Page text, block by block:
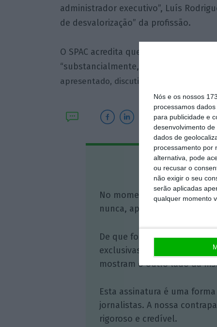
Nós e os nossos
processamos
para publicidade e
desenvolvimento de
dados de
processamento por
alternativa, pode
ou recusar o
não exigir o seu
serão aplicadas
qualquer momento
administrador executivo”, Luís
de desvalorização” da profissão.
O SPAC acredita que “muito há ainda
“substancialmente, agora, a posição
apresentado, discutido e votado na
Assine o
No momento em que a
nunca, apoie o jornalismo
De que forma? Assine o
exclusivas, à opinião que
mostram o outro lado da
Esta assinatura é uma
jornalistas. A nossa
rigoroso e credível.